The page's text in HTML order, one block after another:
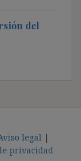
del
legal |
privacidad